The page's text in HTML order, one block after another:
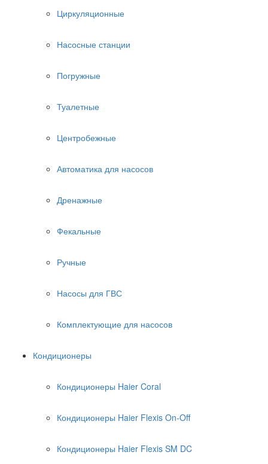
Циркуляционные
Насосные станции
Погружные
Туалетные
Центробежные
Автоматика для насосов
Дренажные
Фекальные
Ручные
Насосы для ГВС
Комплектующие для насосов
Кондиционеры
Кондиционеры Haier Coral
Кондиционеры Haier Flexis On-Off
Кондиционеры Haier Flexis SM DC